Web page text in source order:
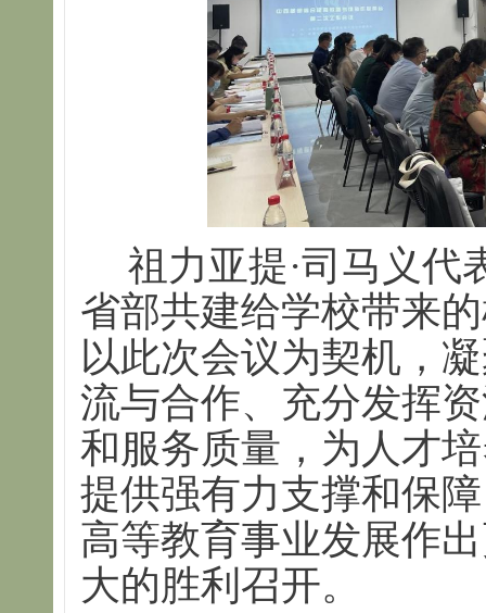
祖力亚提·司马义代
省部共建给学校带来
以此次会议为契机，
流与合作、充分发挥
和服务质量，为人才
提供强有力支撑和保
高等教育事业发展作
大的胜利召开。